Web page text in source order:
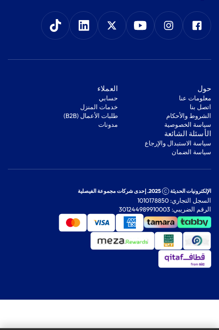
‫حول‬
معلومات عنا
اتصل بنا
‫الشروط والأحكام‬
‫سياسة الخصوصية‬
‫العملاء‬
‫حسابي‬
‫خدمات المنزل‬
‫طلبات الأعمال (B2B)‬
مدونات
‫الأسئلة الشائعة‬
‫سياسة الاستبدال والإرجاع‬
‫سياسة الضمان‬
الإلكترونيات الحديثة 2025. إحدى شركات مجموعة الفيصلية
السجل التجاري: 1010178850
الرقم الضريبي: 301244989910003